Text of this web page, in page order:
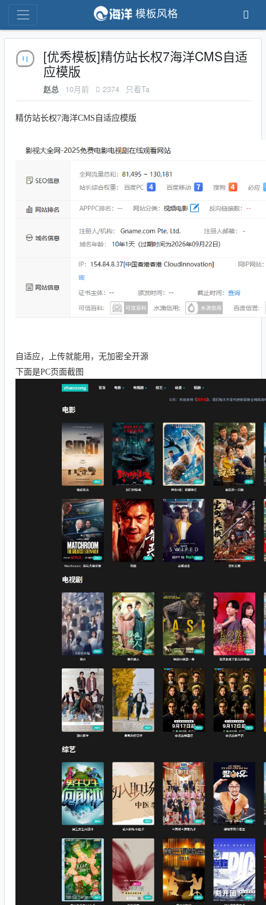
模板风格
[优秀模板]精仿站长权7海洋CMS自适
应模版
赵总 10月前 2374 只看Ta
精仿站长权7海洋CMS自适应模版
自适应，上传就能用，无加密全开源
下面是PC页面截图